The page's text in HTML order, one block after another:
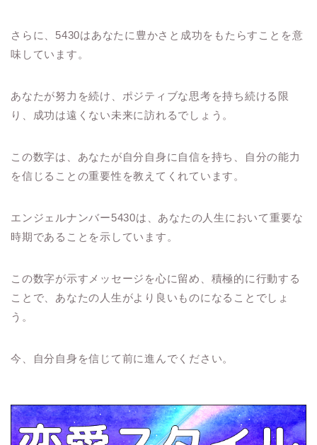
さらに、5430はあなたに豊かさと成功をもたらすことを意
味しています。
あなたが努力を続け、ポジティブな思考を持ち続ける限
り、成功は遠くない未来に訪れるでしょう。
この数字は、あなたが自分自身に自信を持ち、自分の能力
を信じることの重要性を教えてくれています。
エンジェルナンバー5430は、あなたの人生において重要な
時期であることを示しています。
この数字が示すメッセージを心に留め、積極的に行動する
ことで、あなたの人生がより良いものになることでしょ
う。
今、自分自身を信じて前に進んでください。